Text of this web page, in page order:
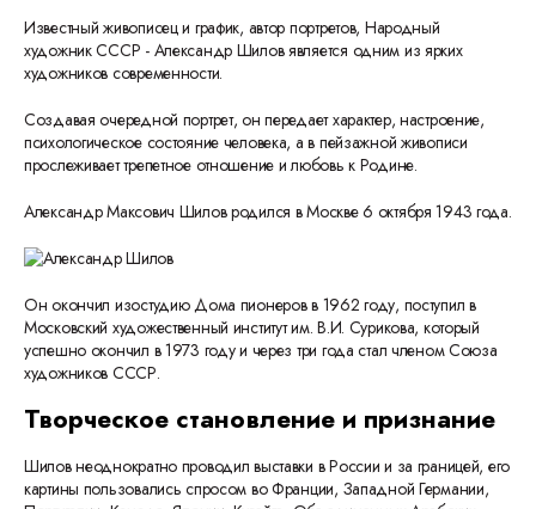
Известный живописец и график, автор портретов, Народный
художник СССР - Александр Шилов является одним из ярких
художников современности.
Создавая очередной портрет, он передает характер, настроение,
психологическое состояние человека, а в пейзажной живописи
прослеживает трепетное отношение и любовь к Родине.
Александр Максович Шилов родился в Москве 6 октября 1943 года.
Он окончил изостудию Дома пионеров в 1962 году, поступил в
Московский художественный институт им. В.И. Сурикова, который
успешно окончил в 1973 году и через три года стал членом Союза
художников СССР.
Творческое становление и признание
Шилов неоднократно проводил выставки в России и за границей, его
картины пользовались спросом во Франции, Западной Германии,